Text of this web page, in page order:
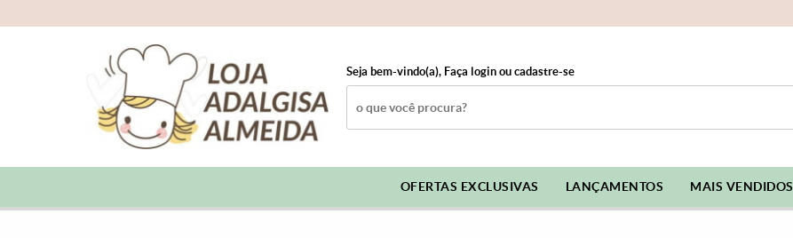
Seja bem-vindo(a), Faça login ou cadastre-se
OFERTAS EXCLUSIVAS LANÇAMENTOS MAIS VENDIDOS